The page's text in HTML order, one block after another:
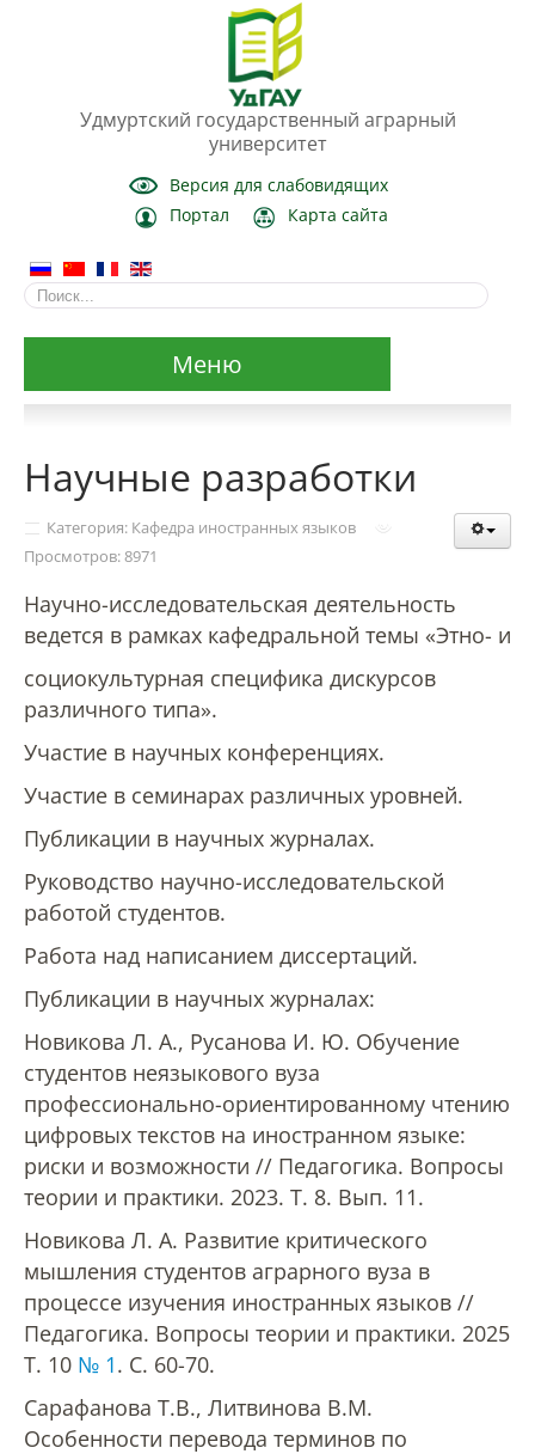
Удмуртский государственный аграрный
университет
Версия для слабовидящих
Портал
Карта сайта
Меню
Основные сведения
Структура и органы управления
образовательной организацией
Документы
требования
Образование
Руководство
Педагогический состав
Материально-техническое
обеспечение и оснащенность
образовательного процесса
Стипендии и меры поддержки
Платные образовательные услуги
деятельность
Научные разработки
Категория: Кафедра иностранных языков
Просмотров: 8971
Научно-исследовательская деятельность
ведется в рамках кафедральной темы «Этно- и
социокультурная специфика дискурсов
различного типа».
Участие в научных конференциях.
Участие в семинарах различных уровней.
Публикации в научных журналах.
Руководство научно-исследовательской
работой студентов.
Работа над написанием диссертаций.
Публикации в научных журналах:
Новикова Л. А., Русанова И. Ю. Обучение
студентов неязыкового вуза
профессионально-ориентированному чтению
цифровых текстов на иностранном языке:
риски и возможности // Педагогика. Вопросы
теории и практики. 2023. Т. 8. Вып. 11.
Новикова Л. А. Развитие критического
мышления студентов аграрного вуза в
процессе изучения иностранных языков //
Педагогика. Вопросы теории и практики. 2025
Т. 10 № 1. С. 60-70.
Сарафанова Т.В., Литвинова В.М.
Особенности перевода терминов по